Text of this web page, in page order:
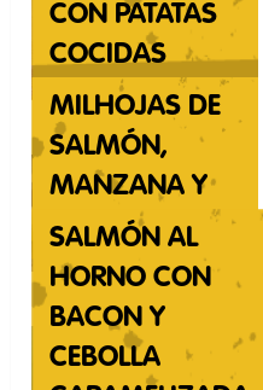
CON PATATAS
COCIDAS
MILHOJAS DE
SALMÓN,
MANZANA Y
QUESO
SALMÓN AL
HORNO CON
BACON Y
CEBOLLA